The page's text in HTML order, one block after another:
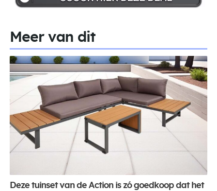
Meer van dit
Deze tuinset van de Action is zó goedkoop dat het